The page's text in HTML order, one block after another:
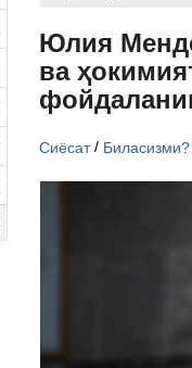
Юлия
ва
Сиёсат/ Биласизми?